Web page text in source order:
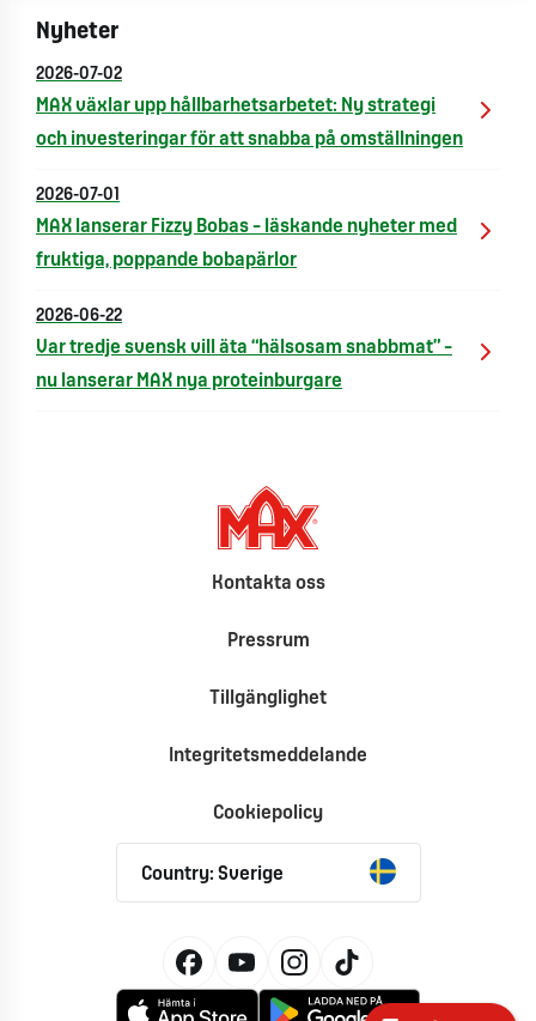
Nyheter
2026-07-02
MAX växlar upp hållbarhetsarbetet: Ny strategi
och investeringar för att snabba på omställningen
2026-07-01
MAX lanserar Fizzy Bobas – läskande nyheter med
fruktiga, poppande bobapärlor
2026-06-22
Var tredje svensk vill äta “hälsosam snabbmat” –
nu lanserar MAX nya proteinburgare
Kontakta oss
Pressrum
Tillgänglighet
Integritetsmeddelande
Cookiepolicy
Country: Sverige